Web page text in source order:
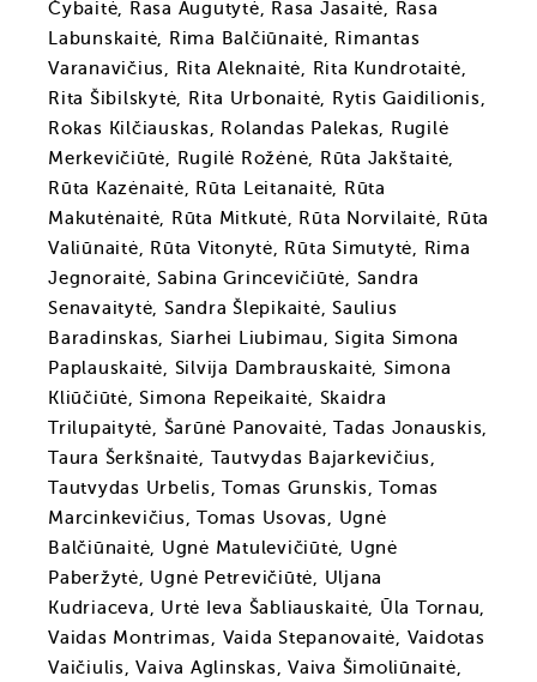
Čybaitė, Rasa Augutytė, Rasa Jasaitė, Rasa
Labunskaitė, Rima Balčiūnaitė, Rimantas
Varanavičius, Rita Aleknaitė, Rita Kundrotaitė,
Rita Šibilskytė, Rita Urbonaitė, Rytis Gaidilionis,
Rokas Kilčiauskas, Rolandas Palekas, Rugilė
Merkevičiūtė, Rugilė Rožėnė, Rūta Jakštaitė,
Rūta Kazėnaitė, Rūta Leitanaitė, Rūta
Makutėnaitė, Rūta Mitkutė, Rūta Norvilaitė, Rūta
Valiūnaitė, Rūta Vitonytė, Rūta Simutytė, Rima
Jegnoraitė, Sabina Grincevičiūtė, Sandra
Senavaitytė, Sandra Šlepikaitė, Saulius
Baradinskas, Siarhei Liubimau, Sigita Simona
Paplauskaitė, Silvija Dambrauskaitė, Simona
Kliūčiūtė, Simona Repeikaitė, Skaidra
Trilupaitytė, Šarūnė Panovaitė, Tadas Jonauskis,
Taura Šerkšnaitė, Tautvydas Bajarkevičius,
Tautvydas Urbelis, Tomas Grunskis, Tomas
Marcinkevičius, Tomas Usovas, Ugnė
Balčiūnaitė, Ugnė Matulevičiūtė, Ugnė
Paberžytė, Ugnė Petrevičiūtė, Uljana
Kudriaceva, Urtė Ieva Šabliauskaitė, Ūla Tornau,
Vaidas Montrimas, Vaida Stepanovaitė, Vaidotas
Vaičiulis, Vaiva Aglinskas, Vaiva Šimoliūnaitė,